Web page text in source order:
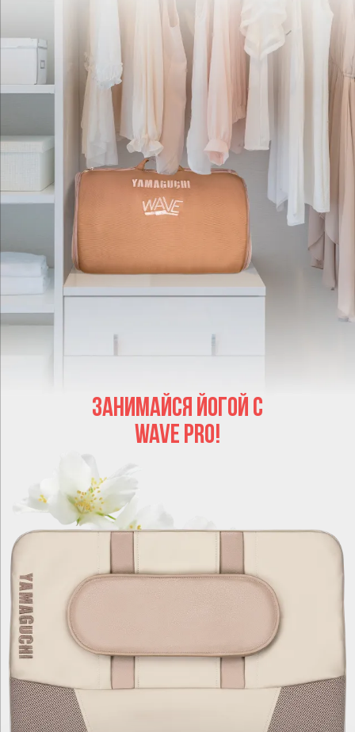
ЗАНИМАЙСЯ ЙОГОЙ С
WAVE PRO!